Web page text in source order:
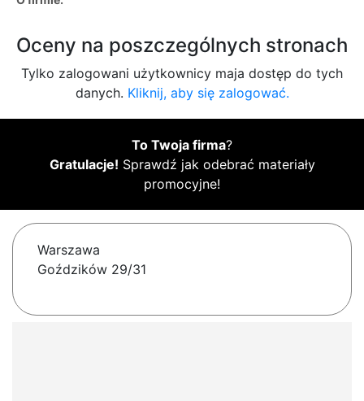
Oceny na poszczególnych stronach
Tylko zalogowani użytkownicy maja dostęp do tych
danych. Kliknij, aby się zalogować.
To Twoja firma?
Gratulacje! Sprawdź jak odebrać materiały
promocyjne!
Warszawa
Goździków 29/31